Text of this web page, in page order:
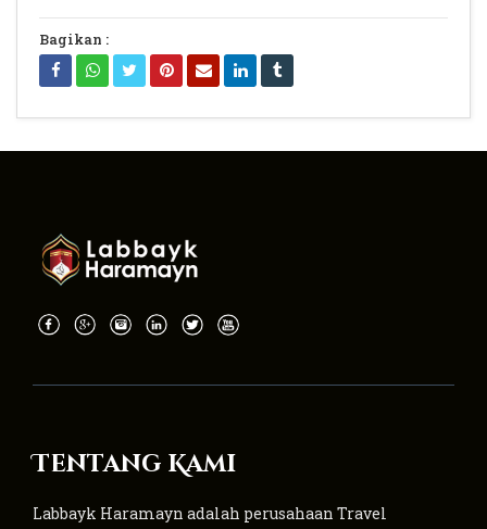
Bagikan :
Tentang Kami
Labbayk Haramayn adalah perusahaan Travel